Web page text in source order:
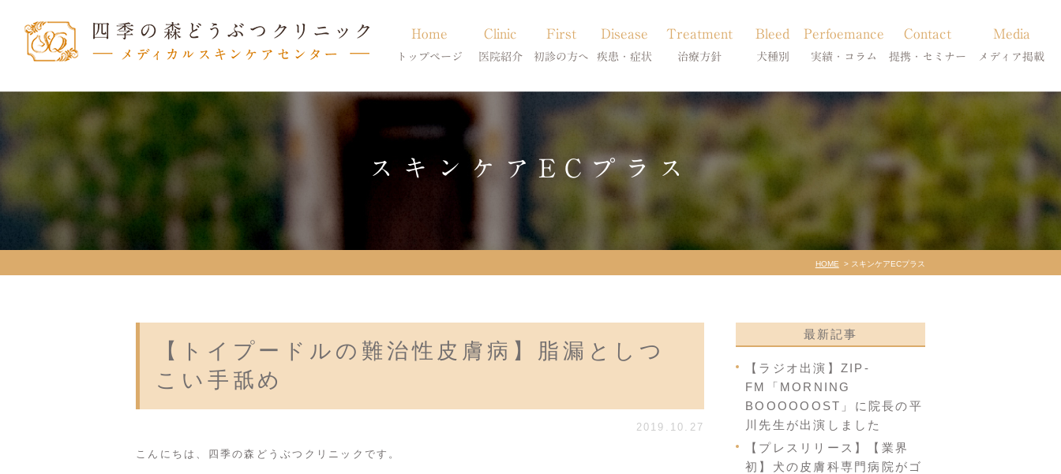
Home
トップページ
Clinic
医院紹介
当院のご紹介
獣医師紹介
First
初診の方へ
初診の方へ
Disease
疾患・症状
アトピー・アレルギー
膿皮症・脂漏症
脱毛症・アロペシアX
アポキルが効かない皮膚病
Treatment
治療方針
体質改善・食事療法
Bleed
犬種別
柴犬の皮膚病
シーズーの皮膚病
フレンチブルドッグの皮膚病
トイプードルの皮膚病
Perfoemance
実績・コラム
症状別
コラム「皮膚科のいろは」
Contact
提携・セミナー
診療提携・セミナー開催
Media
メディア掲載
スキンケアECプラス
HOME スキンケアECプラス
【トイプードルの難治性皮膚病】脂漏としつ
こい手舐め
2019.10.27
こんにちは、四季の森どうぶつクリニックです。
最新記事
【ラジオ出演】ZIP-
FM「MORNING
BOOOOOOST」に院長の平
川先生が出演しました
【プレスリリース】【業界
初】犬の皮膚科専門病院がゴ